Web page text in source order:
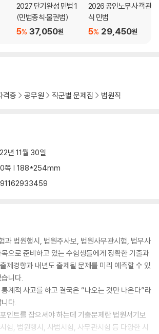
2027 단기완성 민법 1
(민법총칙·물권법)
37,050원
5%
2026 공인노무사 객관
식 민법
29,450원
5%
격증 공무원 직군별 문제집 법원직
년 11월 30일
쪽 | 188*254mm
과 법원행시, 법원주사보, 법원사무관시험, 법무사
으로 준비하고 있는 수험생들에게 정확한 기출과
제경향과 내년도 출제될 문제를 미리 예측할 수 있
니다.
계적 사고를 하고 결국은 “나오는 것만 나온다”라
다.
인트를 잡으셔야 하는데 기출문제란 법원서기보
험, 법원행시, 사법시험, 사무관시험 등 다양한 시